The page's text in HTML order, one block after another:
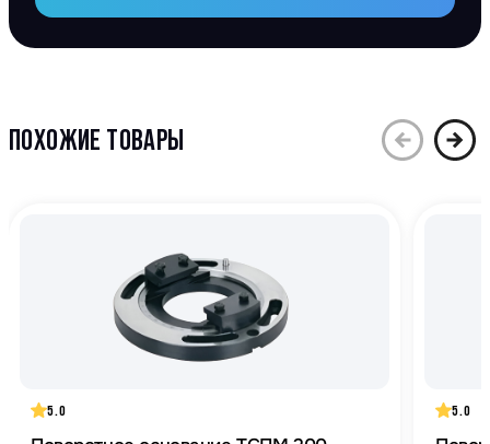
ПОХОЖИЕ ТОВАРЫ
5.0 5.0